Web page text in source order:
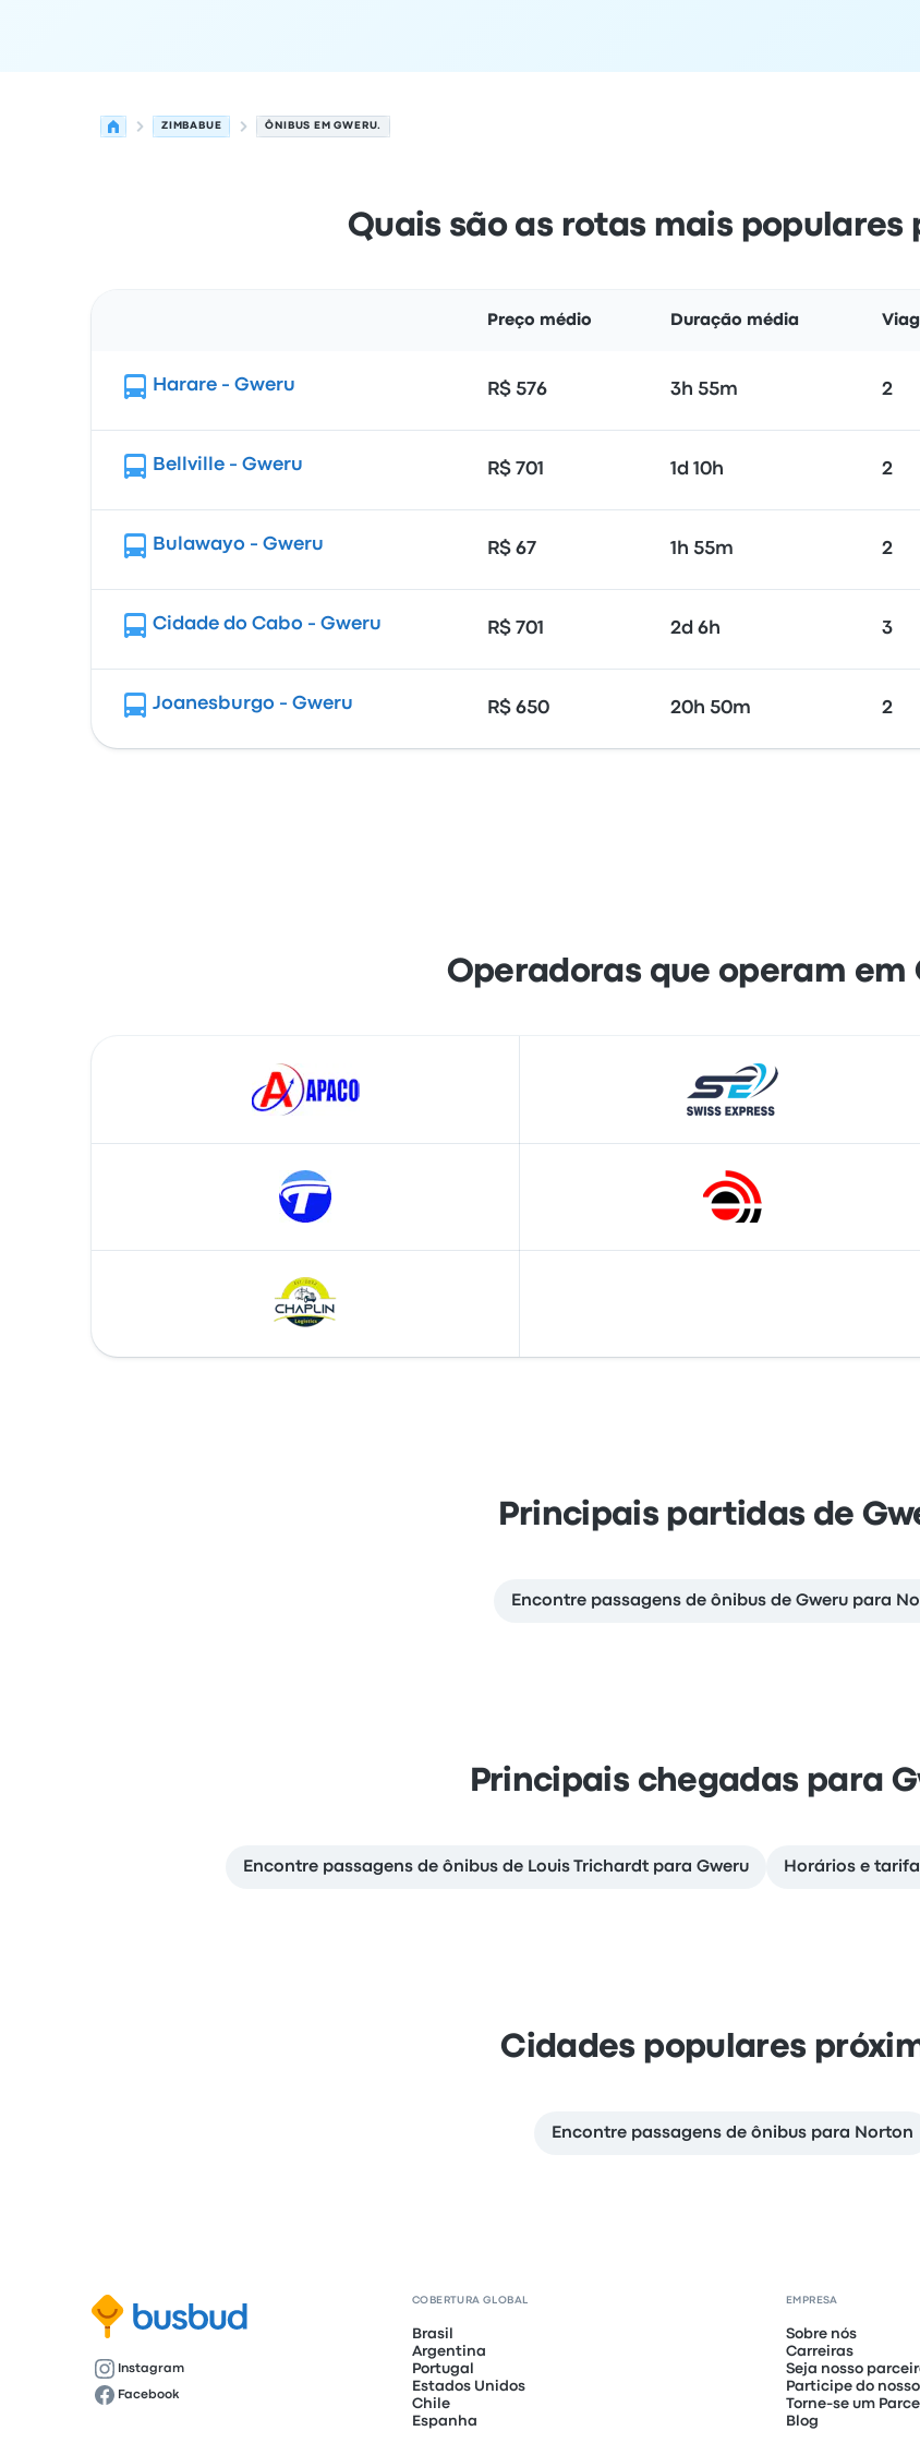
ZIMBABUE ÔNIBUS EM GWERU.
Quais são as rotas mais populares
Preço médio Duração média
Harare - Gweru R$ 576 3h 55m 2
Bellville - Gweru R$ 701 1d 10h 2
Bulawayo - Gweru R$ 67 1h 55m 2
Cidade do Cabo - Gweru R$ 701 2d 6h 3
Joanesburgo - Gweru R$ 650 20h 50m 2
Operadoras que operam em
Principais partidas de
Encontre passagens de ônibus de Gweru para
Principais chegadas para
Encontre passagens de ônibus de Louis Trichardt para Gweru Horários e
Cidades populares
Encontre passagens de ônibus para Norton
Instagram
Facebook
COBERTURA GLOBAL
Brasil
Argentina
Portugal
Estados Unidos
Chile
Espanha
EMPRESA
Sobre nós
Carreiras
Seja nosso
Participe do
Torne-se um
Blog